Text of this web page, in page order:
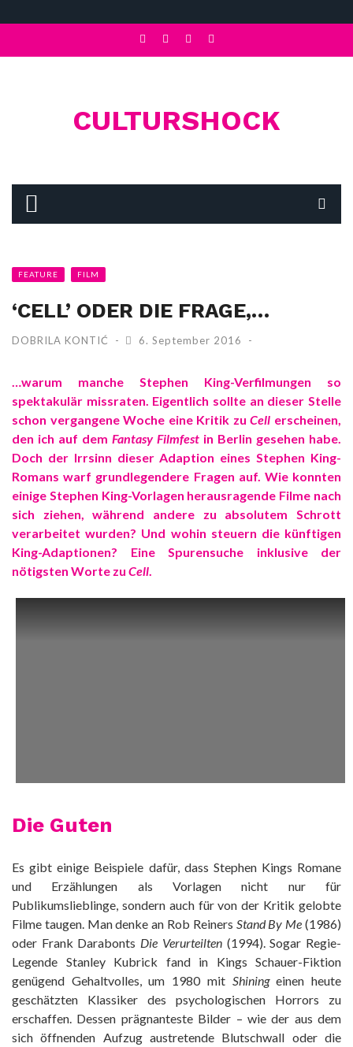
CULTURSHOCK
FEATURE FILM
‘CELL’ ODER DIE FRAGE,…
DOBRILA KONTIĆ 6. September 2016
…warum manche Stephen King-Verfilmungen so
spektakulär missraten. Eigentlich sollte an dieser Stelle
schon vergangene Woche eine Kritik zuCell erscheinen,
den ich auf dem Fantasy Filmfest in Berlin gesehen habe.
Doch der Irrsinn dieser Adaption eines Stephen King-
Romans warf grundlegendere Fragen auf. Wie konnten
einige Stephen King-Vorlagen herausragende Filme nach
sich ziehen, während andere zu absolutem Schrott
verarbeitet wurden? Und wohin steuern die künftigen
King-Adaptionen? Eine Spurensuche inklusive der
nötigsten Worte zu Cell.
Die Guten
Es gibt einige Beispiele dafür, dass Stephen Kings Romane
und Erzählungen als Vorlagen nicht nur für
Publikumslieblinge, sondern auch für von der Kritik gelobte
Filme taugen. Man denke an Rob Reiners Stand By Me (1986)
oder Frank Darabonts Die Verurteilten(1994). Sogar Regie-
Legende Stanley Kubrick fand in Kings Schauer-Fiktion
genügend Gehaltvolles, um 1980 mit Shiningeinen heute
geschätzten Klassiker des psychologischen Horrors zu
erschaffen. Dessen prägnanteste Bilder – wie der aus dem
sich öffnenden Aufzug austretende Blutschwall oder die